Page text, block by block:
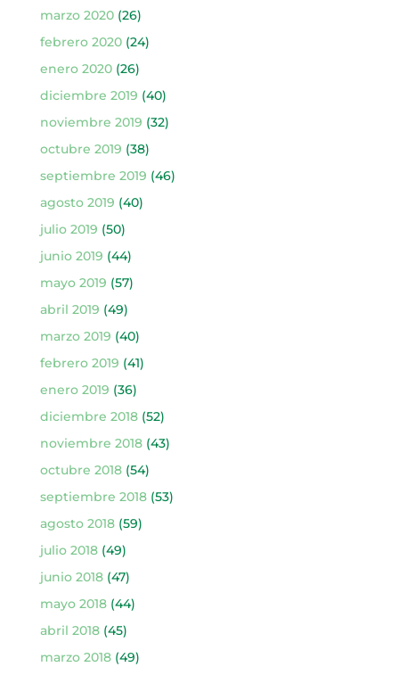
marzo 2020(26)
febrero 2020(24)
enero 2020(26)
diciembre 2019 (40)
noviembre 2019 (32)
octubre 2019 (38)
septiembre 2019 (46)
agosto 2019 (40)
julio 2019 (50)
junio 2019 (44)
mayo 2019 (57)
abril 2019 (49)
marzo 2019 (40)
febrero 2019 (41)
enero 2019 (36)
diciembre 2018(52)
noviembre 2018(43)
octubre 2018(54)
septiembre 2018(53)
agosto 2018(59)
julio 2018(49)
junio 2018(47)
mayo 2018(44)
abril 2018(45)
marzo 2018(49)